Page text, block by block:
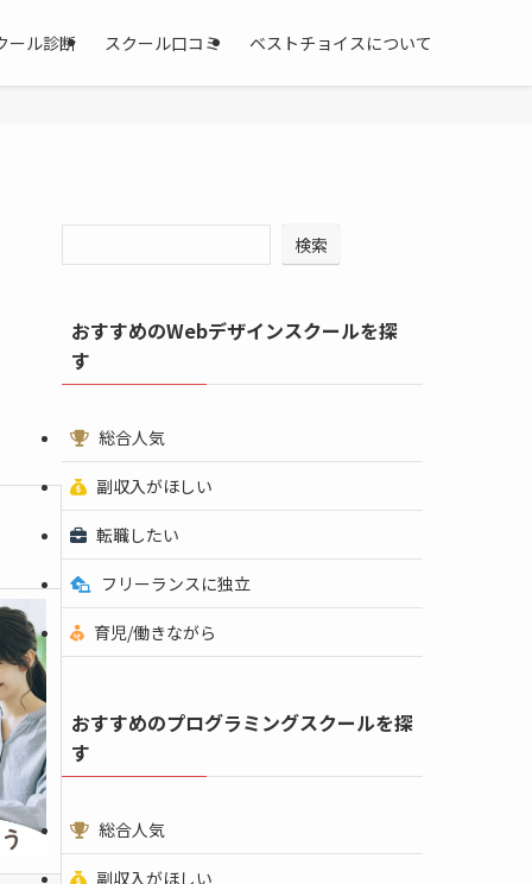
ール診断 スクール口コミ ベストチョイスについて
検索
おすすめのWebデザインスクールを探
す
総合人気
副収入がほしい
転職したい
フリーランスに独立
育児/働きながら
おすすめのプログラミングスクールを探
す
総合人気
副収入がほしい